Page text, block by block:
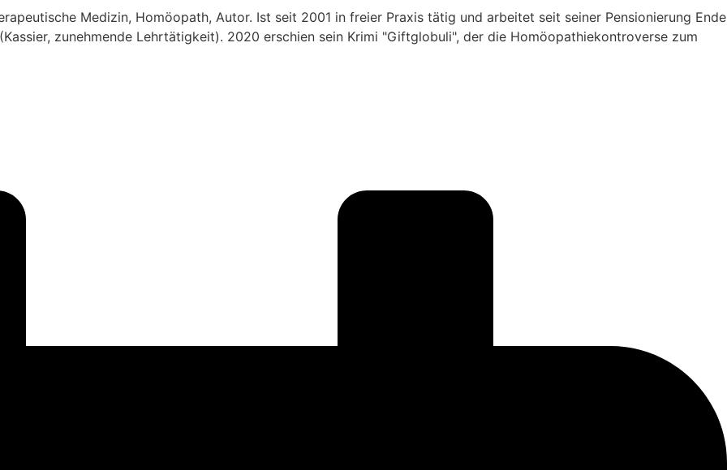
Medizin, Homöopath, Autor. Ist seit 2001 in freier Praxis tätig und arbeitet seit seiner Pensionierung Ende
zunehmende Lehrtätigkeit). 2020 erschien sein Krimi "Giftglobuli", der die Homöopathiekontroverse zum